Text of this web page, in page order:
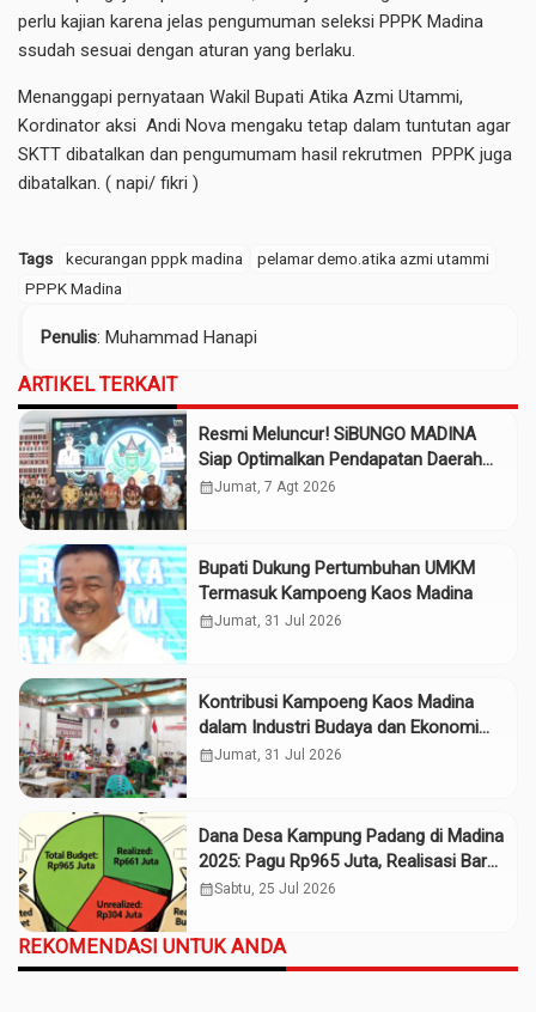
perlu kajian karena jelas pengumuman seleksi PPPK Madina
ssudah sesuai dengan aturan yang berlaku.
Menanggapi pernyataan Wakil Bupati Atika Azmi Utammi,
Kordinator aksi Andi Nova mengaku tetap dalam tuntutan agar
SKTT dibatalkan dan pengumumam hasil rekrutmen PPPK juga
dibatalkan. ( napi/ fikri )
Tags kecurangan pppk madina
pelamar demo.atika azmi utammi
PPPK Madina
Penulis: Muhammad Hanapi
ARTIKEL TERKAIT
Resmi Meluncur! SiBUNGO MADINA
Siap Optimalkan Pendapatan Daerah
Madina
calendar_monthJumat, 7 Agt 2026
Bupati Dukung Pertumbuhan UMKM
Termasuk Kampoeng Kaos Madina
calendar_monthJumat, 31 Jul 2026
Kontribusi Kampoeng Kaos Madina
dalam Industri Budaya dan Ekonomi
Daerah
calendar_monthJumat, 31 Jul 2026
Dana Desa Kampung Padang di Madina
2025: Pagu Rp965 Juta, Realisasi Baru
Rp661 Juta
calendar_monthSabtu, 25 Jul 2026
REKOMENDASI UNTUK ANDA